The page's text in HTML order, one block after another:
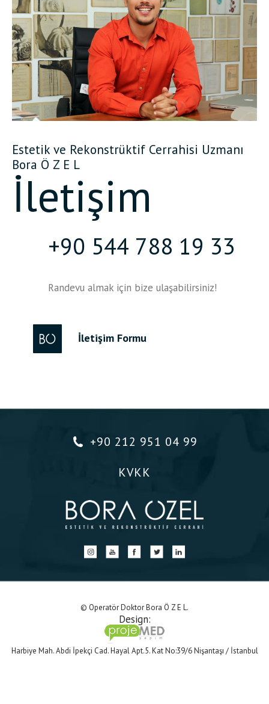
Estetik ve Rekonstrüktif Cerrahisi Uzmanı
Bora Ö Z E L
İletişim
+90 544 788 19 33
Randevu almak için bize ulaşabilirsiniz!
İletişim Formu
+90 212 951 04 99
KVKK
© Operatör Doktor Bora Ö Z E L.
Design:
Harbiye Mah. Abdi İpekçi Cad. Hayal Apt.5. Kat No:39/6 Nişantaşı / İstanbul